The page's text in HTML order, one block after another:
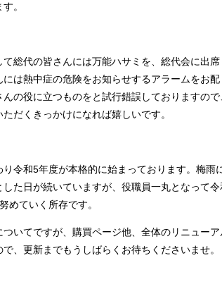
。
総代の皆さんには万能ハサミを、総代会に出席
は熱中症の危険をお知らせするアラームをお配
の役に立つものをと試行錯誤しておりますので
だくきっかけになれば嬉しいです。
令和5年度が本格的に始まっております。梅雨
した日が続いていますが、役職員一丸となって令
めていく所存です。
ついてですが、購買ページ他、全体のリニューア
、更新までもうしばらくお待ちくださいませ。